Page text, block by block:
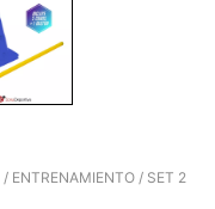
/ ENTRENAMIENTO / SET 2